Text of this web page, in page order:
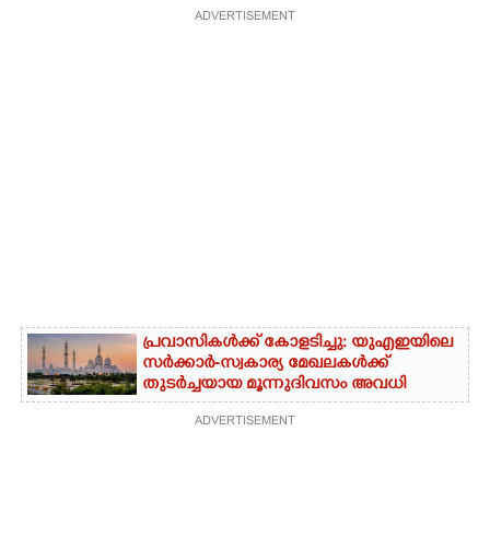
ADVERTISEMENT
പ്രവാസികൾക്ക് കോളടിച്ചു: യുഎഇയിലെ
സർക്കാർ-സ്വകാര്യ മേഖലകൾക്ക്
തുടർച്ചയായ മൂന്നുദിവസം അവധി
ADVERTISEMENT